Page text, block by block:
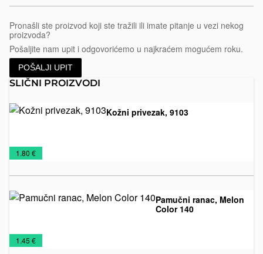
Pronašli ste proizvod koji ste tražili ili imate pitanje u vezi nekog
proizvoda?
Pošaljite nam upit i odgovorićemo u najkraćem mogućem roku.
POŠALJI UPIT
SLIČNI PROIZVODI
Kožni privezak, 9103
Kožna
galanterija
Kožni
privesci
Privesci
1.80 €
Pamučni ranac, Melon
Color 140
Rančevi
Torbe
1.45 €